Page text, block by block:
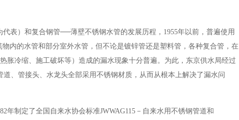
表）和复合钢管──薄壁不锈钢水管的发展历程，1955年以前，普遍使用
内的水管和部分室外水管，但不论是镀锌管还是塑料管，各种复合管，在
胀冷缩、施工破坏等）造成的漏水现象十分普遍。为此，东京供水局经过
、管接头、水龙头全部采用不锈钢材质，从而从根本上解决了漏水问
年制定了全国自来水协会标准JWWAG115－自来水用不锈钢管道和